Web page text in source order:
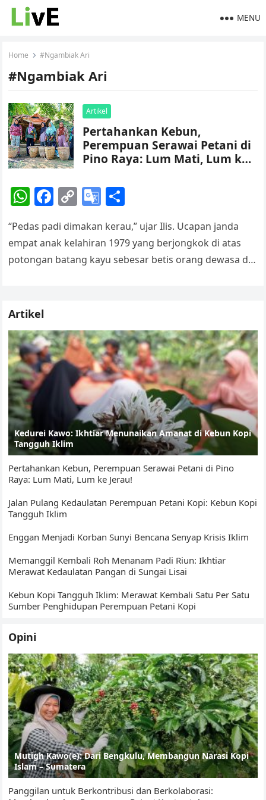
MENU
Home #Ngambiak Ari
#Ngambiak Ari
Artikel
Pertahankan Kebun,
Perempuan Serawai Petani di
Pino Raya: Lum Mati, Lum ke
W
at
s
A
p
F
c
e
k
C
p
y
Li
G
o
gl
e
n
sl
at
e
ar
e
“Pedas padi dimakan kerau,” ujar Ilis. Ucapan janda
empat anak kelahiran 1979 yang berjongkok di atas
potongan batang kayu sebesar betis orang dewasa di
Artikel
Kedurei Kawo: Ikhtiar Menunaikan Amanat di Kebun Kopi
Tangguh Iklim
Pertahankan Kebun, Perempuan Serawai Petani di Pino
Raya: Lum Mati, Lum ke Jerau!
Jalan Pulang Kedaulatan Perempuan Petani Kopi: Kebun Kopi
Tangguh Iklim
Enggan Menjadi Korban Sunyi Bencana Senyap Krisis Iklim
Memanggil Kembali Roh Menanam Padi Riun: Ikhtiar
Merawat Kedaulatan Pangan di Sungai Lisai
Kebun Kopi Tangguh Iklim: Merawat Kembali Satu Per Satu
Sumber Penghidupan Perempuan Petani Kopi
Opini
Mutigh Kawo(e): Dari Bengkulu, Membangun Narasi Kopi
Islam – Sumatera
Panggilan untuk Berkontribusi dan Berkolaborasi: